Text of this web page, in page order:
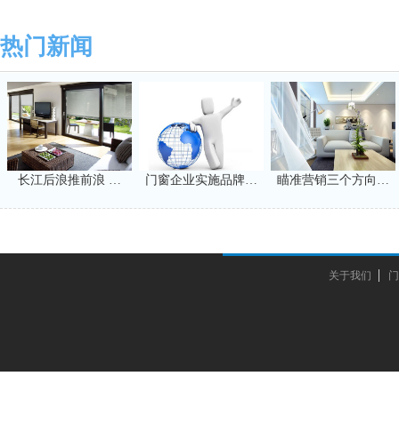
热门新闻
长江后浪推前浪 … 门窗企业实施品牌… 瞄准营销三个方向…
关于我们